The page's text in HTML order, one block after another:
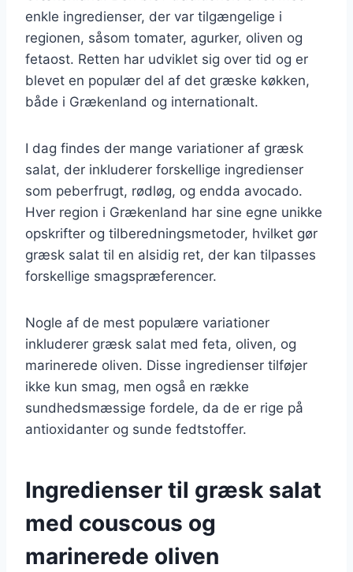
enkle ingredienser, der var tilgængelige i
regionen, såsom tomater, agurker, oliven og
fetaost. Retten har udviklet sig over tid og er
blevet en populær del af det græske køkken,
både i Grækenland og internationalt.
I dag findes der mange variationer af græsk
salat, der inkluderer forskellige ingredienser
som peberfrugt, rødløg, og endda avocado.
Hver region i Grækenland har sine egne unikke
opskrifter og tilberedningsmetoder, hvilket gør
græsk salat til en alsidig ret, der kan tilpasses
forskellige smagspræferencer.
Nogle af de mest populære variationer
inkluderer græsk salat med feta, oliven, og
marinerede oliven. Disse ingredienser tilføjer
ikke kun smag, men også en række
sundhedsmæssige fordele, da de er rige på
antioxidanter og sunde fedtstoffer.
Ingredienser til græsk salat
med couscous og
marinerede oliven